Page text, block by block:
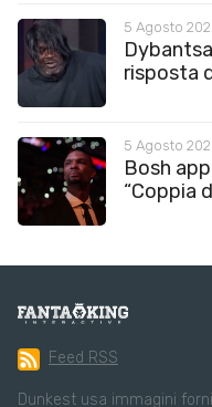
5 Agosto
risposta
5 Agosto
Bosh
“Coppia
Feed RSS
Dunkest usa immagini